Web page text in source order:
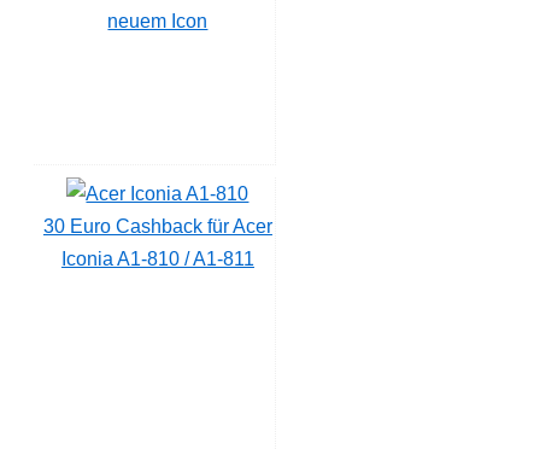
neuem Icon
30 Euro Cashback für Acer
Iconia A1-810 / A1-811